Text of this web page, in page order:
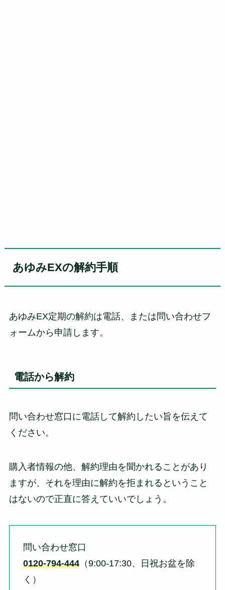
あゆみEXの解約手順
あゆみEX定期の解約は電話、または問い合わせフ
ォームから申請します。
電話から解約
問い合わせ窓口に電話して解約したい旨を伝えて
ください。
購入者情報の他、解約理由を聞かれることがあり
ますが、それを理由に解約を拒まれるということ
はないので正直に答えていいでしょう。
問い合わせ窓口
0120-794-444（9:00-17:30、日祝お盆を除
く）